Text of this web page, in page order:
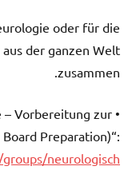
oder für die
der ganzen Welt
zusammen.
– Vorbereitung zur
Preparation)“:
neurologisch